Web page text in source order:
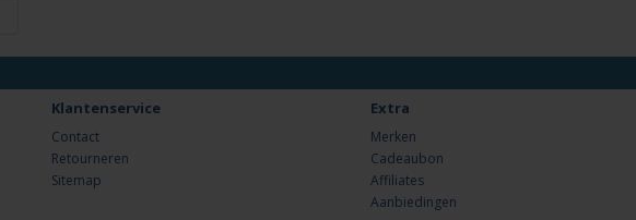
Klantenservice
Contact
Retourneren
Sitemap
Extra
Merken
Cadeaubon
Affiliates
Aanbiedingen